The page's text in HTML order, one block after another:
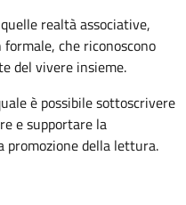
realtà associative,
che riconoscono
del vivere insieme.
è possibile sottoscrivere
e supportare la
della lettura.